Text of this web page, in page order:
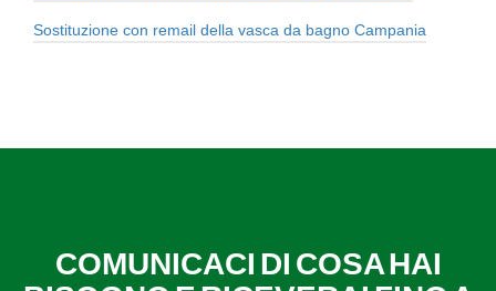
Sostituzione con remail della vasca da bagno Campania
COMUNICACI DI COSA HAI